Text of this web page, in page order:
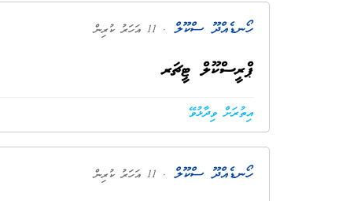
ހޯނޑެއްދޫ ސްކޫލް . 11 އަހަރު ކުރިން
ޕްރީސްކޫލް ޓީޗަރ
އިތުރަށް ވިދާޅުވޭ
ހޯނޑެއްދޫ ސްކޫލް . 11 އަހަރު ކުރިން